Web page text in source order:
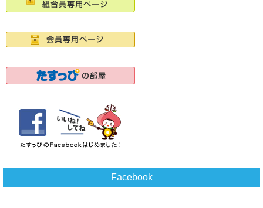
Facebook